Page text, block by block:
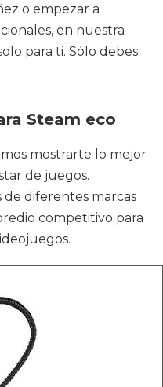
o empezar a
en nuestra
para ti. Sólo debes
Steam eco
mostrarte lo mejor
de juegos.
de diferentes marcas
competitivo para